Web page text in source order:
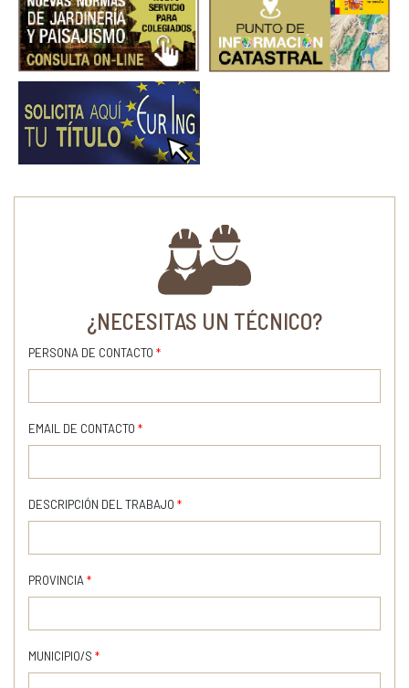
¿NECESITAS UN TÉCNICO?
PERSONA DE CONTACTO *
EMAIL DE CONTACTO *
DESCRIPCIÓN DEL TRABAJO *
PROVINCIA *
MUNICIPIO/S *